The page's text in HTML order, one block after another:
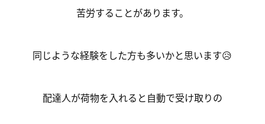
苦労することがあります。
同じような経験をした方も多いかと思います😥
配達人が荷物を入れると自動で受け取りの